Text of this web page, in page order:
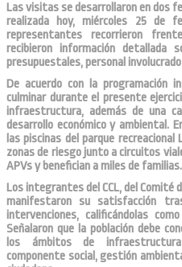
Las visitas se desarrollaron en dos
realizada hoy, miércoles 25 de
representantes recorrieron
recibieron información detallada
presupuestales, personal
De acuerdo con la programación
culminar durante el presente
infraestructura, además de una
desarrollo económico y ambiental.
las piscinas del parque
zonas de riesgo junto a circuitos
APVs y benefician a miles de familias.
Los integrantes del CCL, del Comité
manifestaron su satisfacción
intervenciones, calificándolas
Señalaron que la población debe
los ámbitos de infraestructura
componente social, gestión